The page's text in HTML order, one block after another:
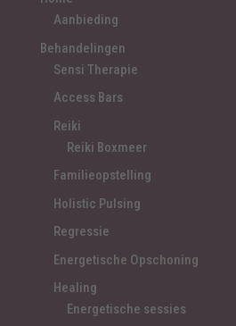
Aanbieding
Behandelingen
Sensi Therapie
Access Bars
Reiki
Reiki Boxmeer
Familieopstelling
Holistic Pulsing
Regressie
Energetische Opschoning
Healing
Energetische sessies